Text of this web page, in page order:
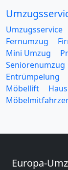
Umzugsservice
Fernumzug
Mini Umzug
Seniorenumzug
Entrümpelung
Möbellift
Europa-